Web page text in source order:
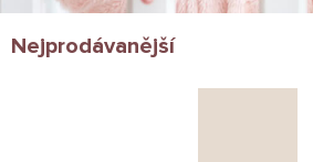
Nejprodávanější